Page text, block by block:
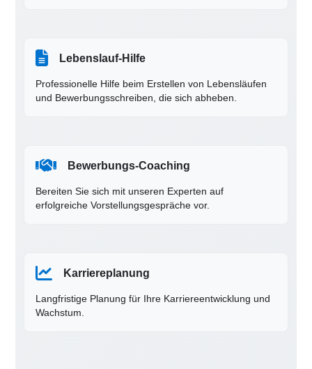
Lebenslauf-Hilfe
Professionelle Hilfe beim Erstellen von Lebensläufen
und Bewerbungsschreiben, die sich abheben.
Bewerbungs-Coaching
Bereiten Sie sich mit unseren Experten auf
erfolgreiche Vorstellungsgespräche vor.
Karriereplanung
Langfristige Planung für Ihre Karriereentwicklung und
Wachstum.